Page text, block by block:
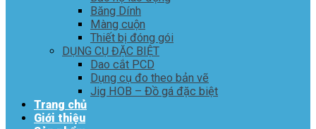
Băng Dính
Màng cuộn
Thiết bị đóng gói
DỤNG CỤ ĐẶC BIỆT
Dao cắt PCD
Dụng cụ đo theo bản vẽ
Jig HOB – Đồ gá đặc biệt
Trang chủ
Giới thiệu